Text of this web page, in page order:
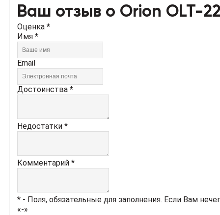
Ваш отзыв о Orion OLT-
Оценка *
Имя *
Email
Достоинства *
Недостатки *
Комментарий *
* - Поля, обязательные для заполнения. Если Вам
«-»